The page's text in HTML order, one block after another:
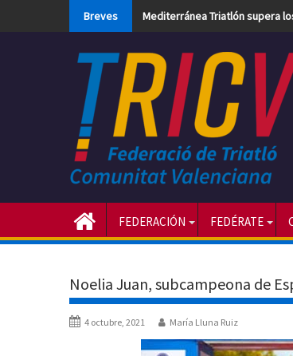
Breves Mediterránea Triatlón supera
FEDERACIÓN FEDÉRATE
Noelia Juan, subcampeona de
4 octubre, 2021 María Lluna Ruiz